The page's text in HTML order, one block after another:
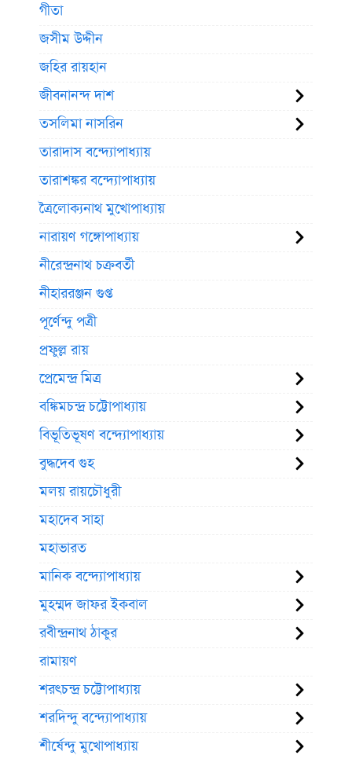
গীতা
জসীম উদ্দীন
জহির রায়হান
জীবনানন্দ দাশ
তসলিমা নাসরিন
তারাদাস বন্দ্যোপাধ্যায়
তারাশঙ্কর বন্দ্যোপাধ্যায়
ত্রৈলোক্যনাথ মুখোপাধ্যায়
নারায়ণ গঙ্গোপাধ্যায়
নীরেন্দ্রনাথ চক্রবর্তী
নীহাররঞ্জন গুপ্ত
পূর্ণেন্দু পত্রী
প্রফুল্ল রায়
প্রেমেন্দ্র মিত্র
বঙ্কিমচন্দ্র চট্টোপাধ্যায়
বিভূতিভূষণ বন্দ্যোপাধ্যায়
বুদ্ধদেব গুহ
মলয় রায়চৌধুরী
মহাদেব সাহা
মহাভারত
মানিক বন্দ্যোপাধ্যায়
মুহম্মদ জাফর ইকবাল
রবীন্দ্রনাথ ঠাকুর
রামায়ণ
শরৎচন্দ্র চট্টোপাধ্যায়
শরদিন্দু বন্দ্যোপাধ্যায়
শীর্ষেন্দু মুখোপাধ্যায়